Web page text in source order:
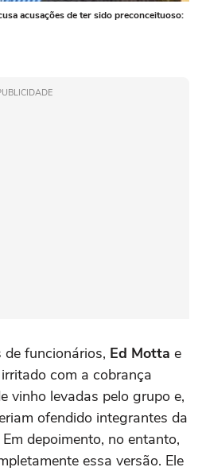
acusações de ter sido preconceituoso:
funcionários, Ed Motta e
com a cobrança
vinho levadas pelo grupo e,
ofendido integrantes da
depoimento, no entanto,
essa versão. Ele